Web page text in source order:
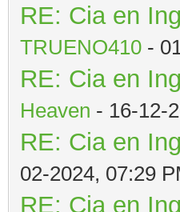
RE: Cia en
TRUENO410 -
RE: Cia en
Heaven - 16-12-
RE: Cia en
02-2024, 07:29
RE: Cia en